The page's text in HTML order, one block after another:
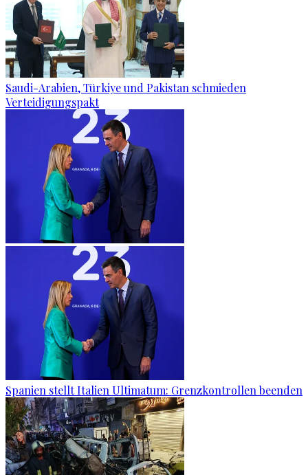
Saudi-Arabien, Türkiye und Pakistan schmieden
Verteidigungspakt
Spanien stellt Italien Ultimatum: Grenzkontrollen beenden